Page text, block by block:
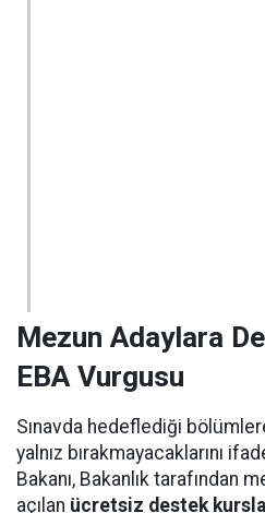
Mezun Adaylara
EBA Vurgusu
Sınavda hedeflediği
yalnız bırakmayacaklarını
Bakanı, Bakanlık tarafından
açılan ücretsiz destek